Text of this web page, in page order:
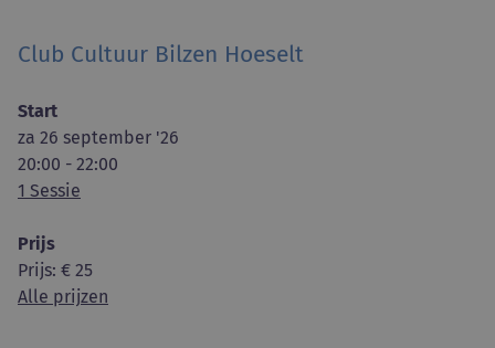
Club Cultuur Bilzen Hoeselt
Start
za 26 september '26
20:00 - 22:00
1 Sessie
Prijs
Prijs: € 25
Alle prijzen